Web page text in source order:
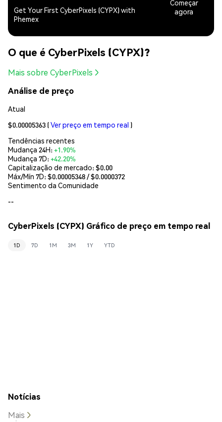
Get Your First CyberPixels (CYPX) with
Phemex
Começar
agora
O que é CyberPixels (CYPX)?
Mais sobre CyberPixels
Análise de preço
Atual
$0.00005363 (Ver preço em tempo real )
Tendências recentes
Mudança 24H:+1.90%
Mudança 7D:+42.20%
Capitalização de mercado:$0.00
Máx/Mín 7D: $0.00005348/ $0.0000372
Sentimento da Comunidade
--
CyberPixels (CYPX) Gráfico de preço em tempo real
1D 7D 1M 3M 1Y YTD
Notícias
Mais